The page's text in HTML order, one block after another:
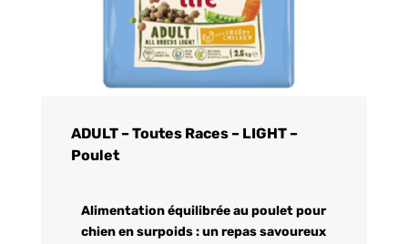
ADULT – Toutes Races – LIGHT –
Poulet
Alimentation équilibrée au poulet pour
chien en surpoids : un repas savoureux